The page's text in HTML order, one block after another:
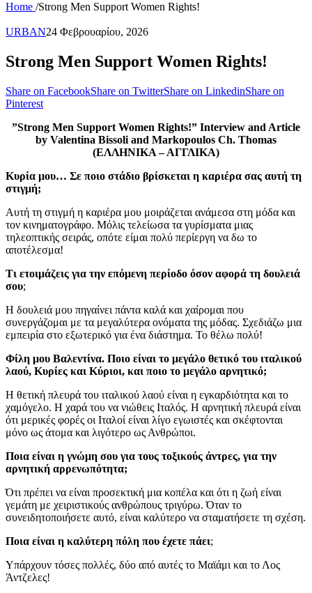
Home /Strong Men Support Women Rights!
URBAN24 Φεβρουαρίου, 2026
Strong Men Support Women Rights!
Share on FacebookShare on TwitterShare on LinkedinShare on
Pinterest
”Strong Men Support Women Rights!” Interview and Article
by Valentina Bissoli and Markopoulos Ch. Thomas
(ΕΛΛΗΝΙΚΑ – ΑΓΓΛΙΚΑ)
Κυρία μου… Σε ποιο στάδιο βρίσκεται η καριέρα σας αυτή τη
στιγμή;
Αυτή τη στιγμή η καριέρα μου μοιράζεται ανάμεσα στη μόδα και
τον κινηματογράφο. Μόλις τελείωσα τα γυρίσματα μιας
τηλεοπτικής σειράς, οπότε είμαι πολύ περίεργη να δω το
αποτέλεσμα!
Τι ετοιμάζεις για την επόμενη περίοδο όσον αφορά τη δουλειά
σου;
Η δουλειά μου πηγαίνει πάντα καλά και χαίρομαι που
συνεργάζομαι με τα μεγαλύτερα ονόματα της μόδας. Σχεδιάζω μια
εμπειρία στο εξωτερικό για ένα διάστημα. Το θέλω πολύ!
Φίλη μου Βαλεντίνα. Ποιο είναι το μεγάλο θετικό του ιταλικού
λαού, Κυρίες και Κύριοι, και ποιο το μεγάλο αρνητικό;
Η θετική πλευρά του ιταλικού λαού είναι η εγκαρδιότητα και το
χαμόγελο. Η χαρά του να νιώθεις Ιταλός. Η αρνητική πλευρά είναι
ότι μερικές φορές οι Ιταλοί είναι λίγο εγωιστές και σκέφτονται
μόνο ως άτομα και λιγότερο ως Ανθρώποι.
Ποια είναι η γνώμη σου για τους τοξικούς άντρες, για την
αρνητική αρρενωπότητα;
Ότι πρέπει να είναι προσεκτική μια κοπέλα και ότι η ζωή είναι
γεμάτη με χειριστικούς ανθρώπους τριγύρω. Όταν το
συνειδητοποιήσετε αυτό, είναι καλύτερο να σταματήσετε τη σχέση.
Ποια είναι η καλύτερη πόλη που έχετε πάει;
Υπάρχουν τόσες πολλές, δύο από αυτές το Μαϊάμι και το Λος
Άντζελες!